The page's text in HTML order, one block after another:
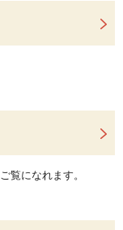
覧になれます。